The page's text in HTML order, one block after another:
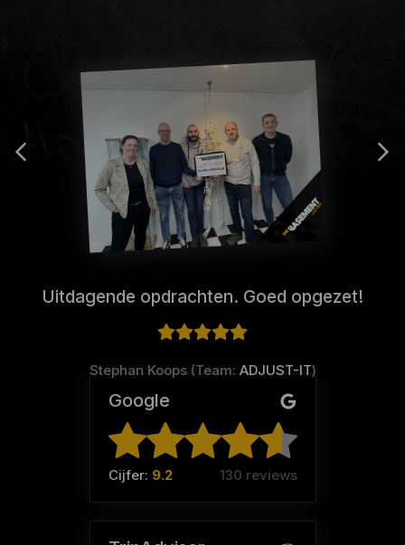
Uitdagende opdrachten. Goed opgezet!
Stephan Koops (Team: ADJUST-IT)
Google
Cijfer: 9.2 130 reviews